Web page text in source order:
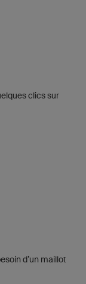
clics sur
d’un maillot